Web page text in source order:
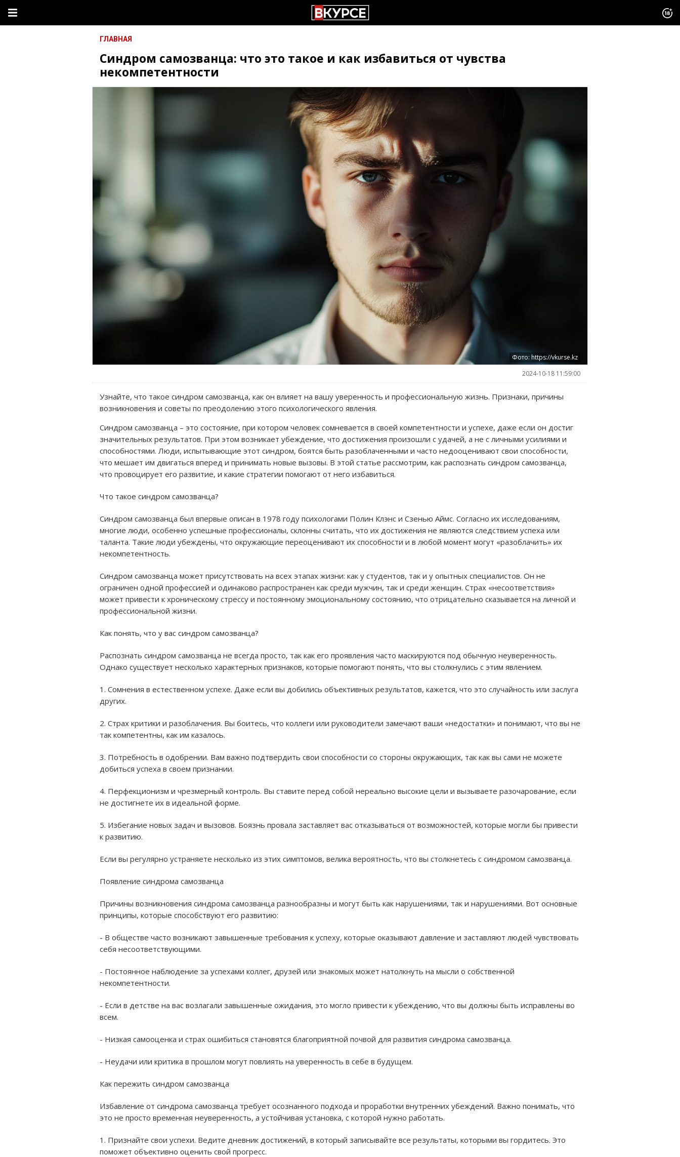
ГЛАВНАЯ
Синдром самозванца: что это такое и как избавиться от чувства
некомпетентности
Фото: https://vkurse.kz
2024-10-18 11:59:00
Узнайте, что такое синдром самозванца, как он влияет на вашу уверенность и профессиональную жизнь. Признаки, причины
возникновения и советы по преодолению этого психологического явления.
Синдром самозванца – это состояние, при котором человек сомневается в своей компетентности и успехе, даже если он достиг
значительных результатов. При этом возникает убеждение, что достижения произошли с удачей, а не с личными усилиями и
способностями. Люди, испытывающие этот синдром, боятся быть разоблаченными и часто недооценивают свои способности,
что мешает им двигаться вперед и принимать новые вызовы. В этой статье рассмотрим, как распознать синдром самозванца,
что провоцирует его развитие, и какие стратегии помогают от него избавиться.
Что такое синдром самозванца?
Синдром самозванца был впервые описан в 1978 году психологами Полин Клэнс и Сзенью Аймс. Согласно их исследованиям,
многие люди, особенно успешные профессионалы, склонны считать, что их достижения не являются следствием успеха или
таланта. Такие люди убеждены, что окружающие переоценивают их способности и в любой момент могут «разоблачить» их
некомпетентность.
Синдром самозванца может присутствовать на всех этапах жизни: как у студентов, так и у опытных специалистов. Он не
ограничен одной профессией и одинаково распространен как среди мужчин, так и среди женщин. Страх «несоответствия»
может привести к хроническому стрессу и постоянному эмоциональному состоянию, что отрицательно сказывается на личной и
профессиональной жизни.
Как понять, что у вас синдром самозванца?
Распознать синдром самозванца не всегда просто, так как его проявления часто маскируются под обычную неуверенность.
Однако существует несколько характерных признаков, которые помогают понять, что вы столкнулись с этим явлением.
1. Сомнения в естественном успехе. Даже если вы добились объективных результатов, кажется, что это случайность или заслуга
других.
2. Страх критики и разоблачения. Вы боитесь, что коллеги или руководители замечают ваши «недостатки» и понимают, что вы не
так компетентны, как им казалось.
3. Потребность в одобрении. Вам важно подтвердить свои способности со стороны окружающих, так как вы сами не можете
добиться успеха в своем признании.
4. Перфекционизм и чрезмерный контроль. Вы ставите перед собой нереально высокие цели и вызываете разочарование, если
не достигнете их в идеальной форме.
5. Избегание новых задач и вызовов. Боязнь провала заставляет вас отказываться от возможностей, которые могли бы привести
к развитию.
Если вы регулярно устраняете несколько из этих симптомов, велика вероятность, что вы столкнетесь с синдромом самозванца.
Появление синдрома самозванца
Причины возникновения синдрома самозванца разнообразны и могут быть как нарушениями, так и нарушениями. Вот основные
принципы, которые способствуют его развитию:
- В обществе часто возникают завышенные требования к успеху, которые оказывают давление и заставляют людей чувствовать
себя несоответствующими.
- Постоянное наблюдение за успехами коллег, друзей или знакомых может натолкнуть на мысли о собственной
некомпетентности.
- Если в детстве на вас возлагали завышенные ожидания, это могло привести к убеждению, что вы должны быть исправлены во
всем.
- Низкая самооценка и страх ошибиться становятся благоприятной почвой для развития синдрома самозванца.
- Неудачи или критика в прошлом могут повлиять на уверенность в себе в будущем.
Как пережить синдром самозванца
Избавление от синдрома самозванца требует осознанного подхода и проработки внутренних убеждений. Важно понимать, что
это не просто временная неуверенность, а устойчивая установка, с которой нужно работать.
1. Признайте свои успехи. Ведите дневник достижений, в который записывайте все результаты, которыми вы гордитесь. Это
поможет объективно оценить свой прогресс.